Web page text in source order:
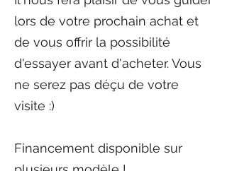
lors de votre prochain achat et
de vous offrir la possibilité
d'essayer avant d'acheter. Vous
ne serez pas déçu de votre
visite :)
Financement disponible sur